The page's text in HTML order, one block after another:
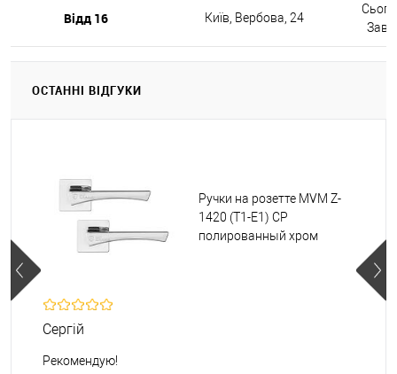
Відд 16 Київ, Вербова, 24
ОСТАННІ ВІДГУКИ
Ручки на розетте MVM Z-
1420 (T1-E1) CP
полированный хром
Сергій
Рекомендую!